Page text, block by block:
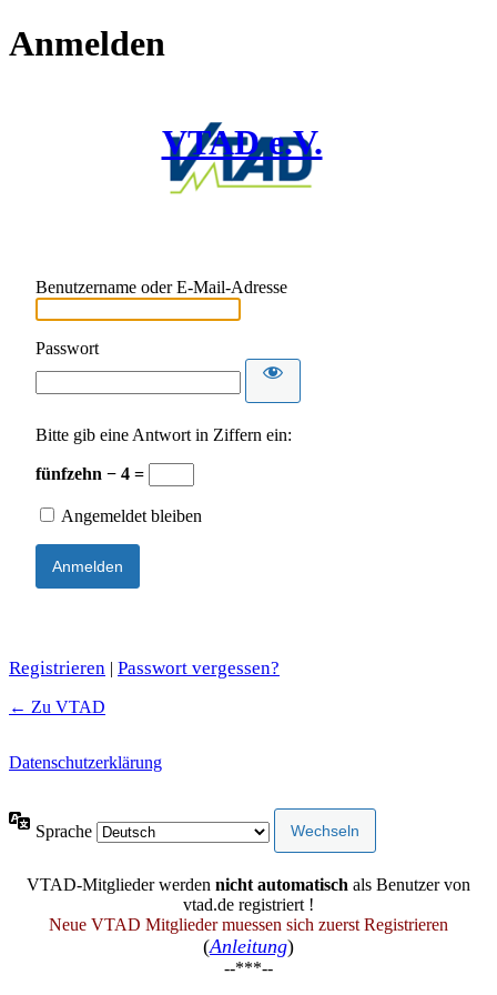
Anmelden
VTAD e.V.
Benutzername oder E-Mail-Adresse
Passwort
Bitte gib eine Antwort in Ziffern ein:
fünfzehn − 4 =
Angemeldet bleiben
Registrieren | Passwort vergessen?
← Zu VTAD
Datenschutzerklärung
Sprache
VTAD-Mitglieder werden nicht automatisch als Benutzer von
vtad.de registriert !
Neue VTAD Mitglieder muessen sich zuerst Registrieren
(Anleitung)
--***--